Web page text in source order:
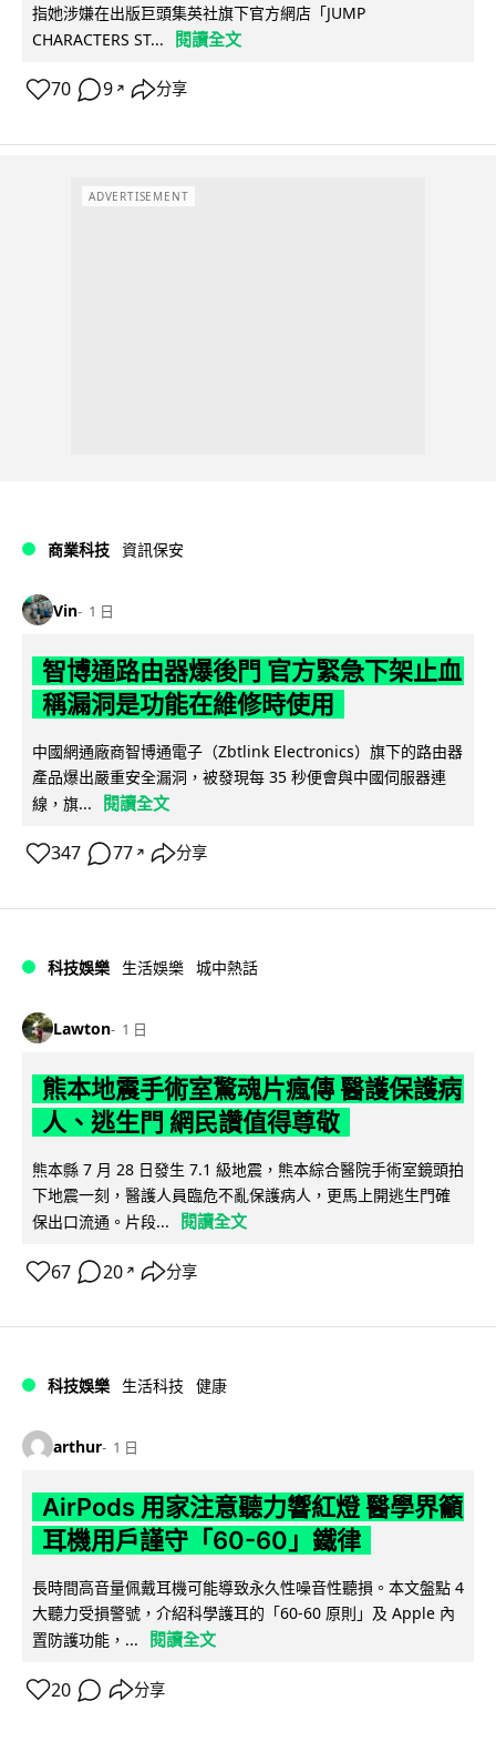
指她涉嫌在出版巨頭集英社旗下官方網店「JUMP
CHARACTERS ST...
閱讀全文
70 9 ↗ 分享
ADVERTISEMENT
商業科技 資訊保安
Vin 1 日
智博通路由器爆後門 官方緊急下架止血
稱漏洞是功能在維修時使用
中國網通廠商智博通電子（Zbtlink Electronics）旗下的路由器
產品爆出嚴重安全漏洞，被發現每 35 秒便會與中國伺服器連
線，旗...
閱讀全文
347 77 ↗ 分享
科技娛樂 生活娛樂 城中熱話
Lawton 1 日
熊本地震手術室驚魂片瘋傳 醫護保護病
人、逃生門 網民讚值得尊敬
熊本縣 7 月 28 日發生 7.1 級地震，熊本綜合醫院手術室鏡頭拍
下地震一刻，醫護人員臨危不亂保護病人，更馬上開逃生門確
保出口流通。片段...
閱讀全文
67 20 ↗ 分享
科技娛樂 生活科技 健康
arthur 1 日
AirPods 用家注意聽力響紅燈 醫學界籲
耳機用戶謹守「60-60」鐵律
長時間高音量佩戴耳機可能導致永久性噪音性聽損。本文盤點 4
大聽力受損警號，介紹科學護耳的「60-60 原則」及 Apple 內
置防護功能，...
閱讀全文
20 分享